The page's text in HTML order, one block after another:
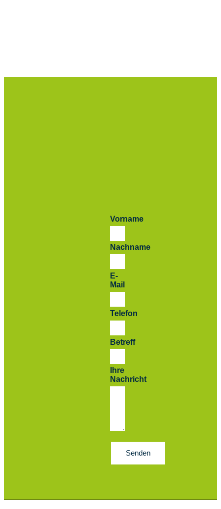
Vorname
Nachname
E-
Mail
Telefon
Betreff
Ihre
Nachricht
Senden